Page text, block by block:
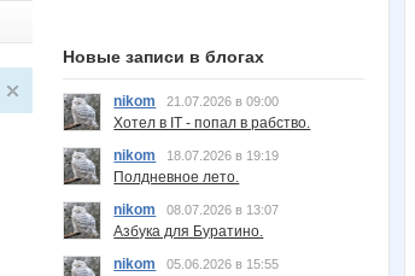
Новые записи в блогах
nikom 21.07.2026 в 09:00
Хотел в IT - попал в рабство.
nikom
18.07.2026 в 19:19
Полдневное лето.
nikom
08.07.2026 в 13:07
Азбука для Буратино.
nikom
05.06.2026 в 15:55